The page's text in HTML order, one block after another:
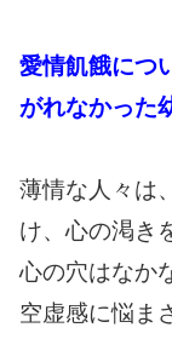
愛情飢餓につ
がれなかった
薄情な人々は
け、心の渇き
心の穴はなか
空虚感に悩ま